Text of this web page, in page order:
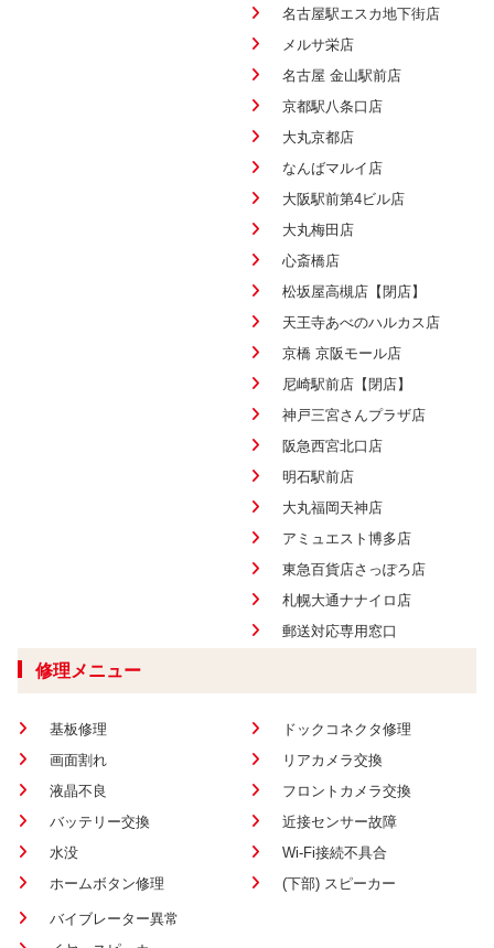
名古屋駅エスカ地下街店
メルサ栄店
名古屋 金山駅前店
京都駅八条口店
大丸京都店
なんばマルイ店
大阪駅前第4ビル店
大丸梅田店
心斎橋店
松坂屋高槻店【閉店】
天王寺あべのハルカス店
京橋 京阪モール店
尼崎駅前店【閉店】
神戸三宮さんプラザ店
阪急西宮北口店
明石駅前店
大丸福岡天神店
アミュエスト博多店
東急百貨店さっぽろ店
札幌大通ナナイロ店
郵送対応専用窓口
修理メニュー
基板修理
画面割れ
液晶不良
バッテリー交換
水没
ホームボタン修理
ドックコネクタ修理
リアカメラ交換
フロントカメラ交換
近接センサー故障
Wi-Fi接続不具合
(下部) スピーカー
バイブレーター異常